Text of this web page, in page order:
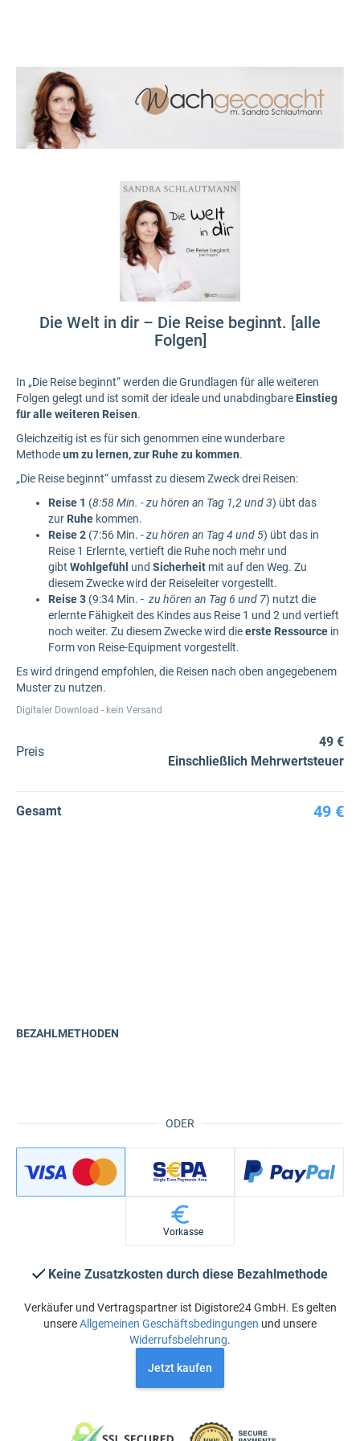
Die Welt in dir – Die Reise beginnt. [alle
Folgen]
In „Die Reise beginnt“ werden die Grundlagen für alle weiteren
Folgen gelegt und ist somit der ideale und unabdingbare Einstieg
für alle weiteren Reisen.
Gleichzeitig ist es für sich genommen eine wunderbare
Methodeum zu lernen, zur Ruhe zu kommen.
„Die Reise beginnt“ umfasst zu diesem Zweck drei Reisen:
Reise 1 (8:58 Min. - zu hören an Tag 1,2 und 3) übt das
zur Ruhe kommen.
Reise 2 (7:56 Min. -zu hören an Tag 4 und 5) übt das in
Reise 1 Erlernte, vertieft die Ruhe noch mehr und
gibt Wohlgefühl und Sicherheit mit auf den Weg. Zu
diesem Zwecke wird der Reiseleiter vorgestellt.
Reise 3 (9:34 Min. - zu hören an Tag 6 und 7) nutzt die
erlernte Fähigkeit des Kindes aus Reise 1 und 2 und vertieft
noch weiter. Zu diesem Zwecke wird dieerste Ressource in
Form von Reise-Equipment vorgestellt.
Es wird dringend empfohlen, die Reisen nach oben angegebenem
Muster zu nutzen.
Digitaler Download - kein Versand
Preis
49 €
Einschließlich Mehrwertsteuer
Gesamt 49 €
ODER
BEZAHLMETHODEN
Vorkasse
Keine Zusatzkosten durch diese Bezahlmethode
Verkäufer und Vertragspartner ist Digistore24 GmbH. Es gelten
unsereAllgemeinen Geschäftsbedingungen und unsere
Widerrufsbelehrung.
Jetzt kaufen